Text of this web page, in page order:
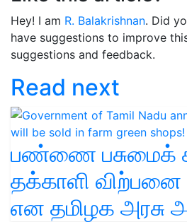
Hey! I am R. Balakrishnan. Did
have suggestions to improve
suggestions and feedback.
Read next
பண்ணை பசுமைக்
தக்காளி விற்பனை
என தமிழக அரசு